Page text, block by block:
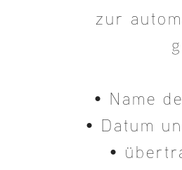
zur
• Name
• Datum
•